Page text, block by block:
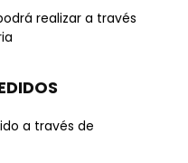
realizar a través
a través de